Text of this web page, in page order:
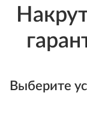
Выберите